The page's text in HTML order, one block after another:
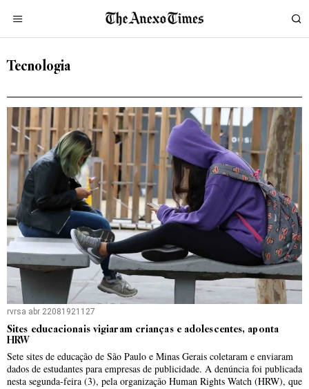
Tecnologia
rvrsa abr 22081921127
Sites educacionais vigiaram crianças e adolescentes, aponta
HRW
Sete sites de educação de São Paulo e Minas Gerais coletaram e enviaram
dados de estudantes para empresas de publicidade. A denúncia foi publicada
nesta segunda-feira (3), pela organização Human Rights Watch (HRW), que